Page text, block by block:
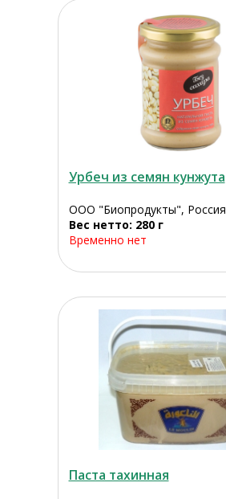
Урбеч из семян кунжута
ООО "Биопродукты", Россия
Вес нетто: 280 г
Временно нет
Паста тахинная